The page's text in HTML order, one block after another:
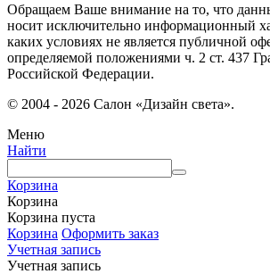
Обращаем Ваше внимание на то, что
носит исключительно информационный
каких условиях не является публичной
определяемой положениями ч. 2 ст. 437
Российской Федерации.
© 2004 - 2026 Салон «Дизайн света».
Меню
Найти
Корзина
Корзина
Корзина пуста
Корзина Оформить заказ
Учетная запись
Учетная запись